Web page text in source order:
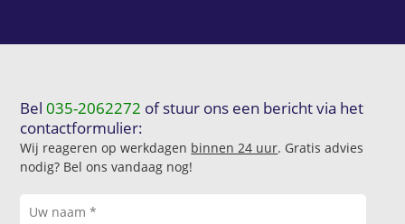
Bel035-2062272 of stuur ons een bericht via het
contactformulier:
Wij reageren op werkdagen binnen 24 uur. Gratis advies
nodig? Bel ons vandaag nog!